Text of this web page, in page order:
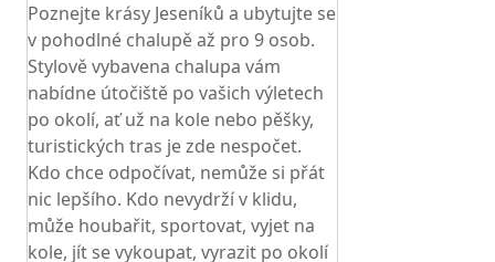
Poznejte krásy Jeseníků a ubytujte se
v pohodlné chalupě až pro 9 osob.
Stylově vybavena chalupa vám
nabídne útočiště po vašich výletech
po okolí, ať už na kole nebo pěšky,
turistických tras je zde nespočet.
Kdo chce odpočívat, nemůže si přát
nic lepšího. Kdo nevydrží v klidu,
může houbařit, sportovat, vyjet na
kole, jít se vykoupat, vyrazit po okolí